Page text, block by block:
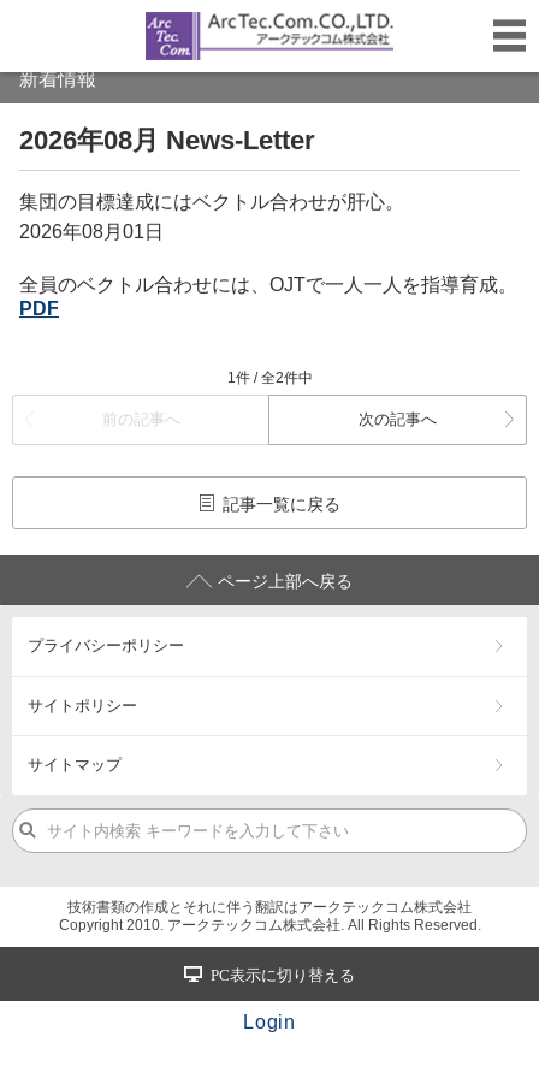
新着情報
2026年08月 News-Letter
集団の目標達成にはベクトル合わせが肝心。
2026年08月01日
全員のベクトル合わせには、OJTで一人一人を指導育成。
PDF
1件 / 全2件中
前の記事へ 次の記事へ
記事一覧に戻る
ページ上部へ戻る
プライバシーポリシー
サイトポリシー
サイトマップ
技術書類の作成とそれに伴う翻訳はアークテックコム株式会社
Copyright 2010. アークテックコム株式会社. All Rights Reserved.
PC表示に切り替える
Login